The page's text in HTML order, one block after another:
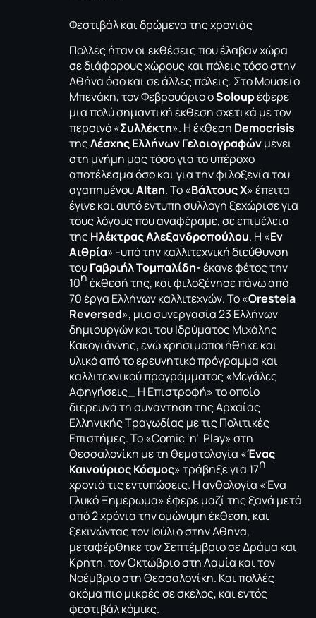
Φεστιβάλ και δρώμενα της χρονιάς
Πολλές ήταν οι εκθέσεις που έλαβαν χώρα
σε διάφορους χώρους και πόλεις τόσο στην
Αθήνα όσο και σε άλλες πόλεις. Στο Μουσείο
Μπενάκη, τον Φεβρουάριο οSoloupέφερε
μια πολύ σημαντική έκθεση σχετικά με τον
περσινό «Συλλέκτη». Η έκθεση Democrisis
τηςΛέσχης Ελλήνων Γελοιογραφώνμένει
στη μνήμη μας τόσο για το υπέροχο
αποτέλεσμα όσο και για την φιλοξενία του
αγαπημένουAltan. Το «Βάλτους Χ» έπειτα
έγινε και αυτό έντυπη συλλογή ξεχώρισε για
τους λόγους που αναφέραμε, σε επιμέλεια
τηςΗλέκτρας Αλεξανδροπούλου. Η «Εν
Αιθρία» -υπό την καλλιτεχνική διεύθυνση
τουΓαβριήλ Τομπαλίδη-έκανε φέτος την
10ηέκθεσή της, και φιλοξένησε πάνω από
70 έργα Ελλήνων καλλιτεχνών. Το «Oresteia
Reversed», μια συνεργασία 23 Ελλήνων
δημιουργών και του Ιδρύματος Μιχάλης
Κακογιάννης, ενώ χρησιμοποιήθηκε και
υλικό από το ερευνητικό πρόγραμμα και
καλλιτεχνικού προγράμματος «Μεγάλες
Αφηγήσεις_ Η Επιστροφή» το οποίο
διερευνά τη συνάντηση της Αρχαίας
Ελληνικής Τραγωδίας με τις Πολιτικές
Επιστήμες. Το «Comic ‘n’ Play» στη
Θεσσαλονίκη με τη θεματολογία «Ένας
Καινούριος Κόσμος» τράβηξε για 17η
χρονιά τις εντυπώσεις. Η ανθολογία «Ένα
Γλυκό Ξημέρωμα» έφερε μαζί της ξανά μετά
από 2 χρόνια την ομώνυμη έκθεση, και
ξεκινώντας τον Ιούλιο στην Αθήνα,
μεταφέρθηκε τον Σεπτέμβριο σε Δράμα και
Κρήτη, τον Οκτώβριο στη Λαμία και τον
Νοέμβριο στη Θεσσαλονίκη. Και πολλές
ακόμα πιο μικρές σε σκέλος, και εντός
φεστιβάλ κόμικς.